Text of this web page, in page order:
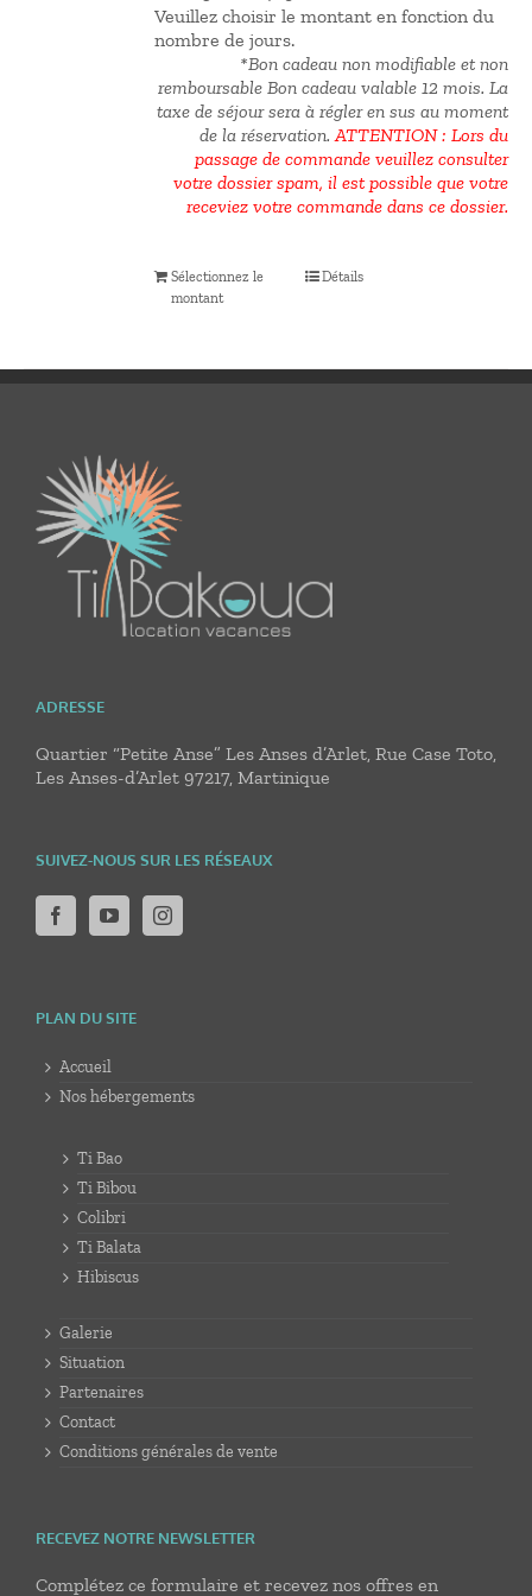
Veuillez choisir le montant en fonction du
nombre de jours.
*Bon cadeau non modifiable et non
remboursable Bon cadeau valable 12 mois. La
taxe de séjour sera à régler en sus au moment
de la réservation.ATTENTION : Lors du
passage de commande veuillez consulter
votre dossier spam, il est possible que votre
receviez votre commande dans ce dossier.
Sélectionnez le
montant
Détails
ADRESSE
Quartier “Petite Anse” Les Anses d’Arlet, Rue Case Toto,
Les Anses-d’Arlet 97217, Martinique
SUIVEZ-NOUS SUR LES RÉSEAUX
PLAN DU SITE
Accueil
Nos hébergements
Ti Bao
Ti Bibou
Colibri
Ti Balata
Hibiscus
Galerie
Situation
Partenaires
Contact
Conditions générales de vente
RECEVEZ NOTRE NEWSLETTER
Complétez ce formulaire et recevez nos offres en